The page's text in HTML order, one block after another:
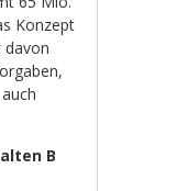
Konzept
davon
B